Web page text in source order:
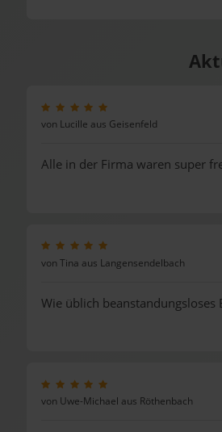
von Lucille aus Geisenfeld
Alle in der Firma waren super
von Tina aus Langensendelbach
Wie üblich
von Uwe-Michael aus Röthenbach